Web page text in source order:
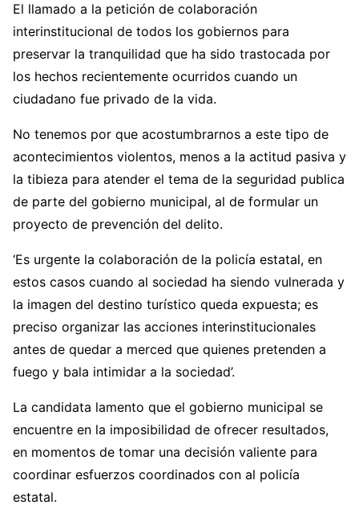
El llamado a la petición de colaboración
interinstitucional de todos los gobiernos para
preservar la tranquilidad que ha sido trastocada por
los hechos recientemente ocurridos cuando un
ciudadano fue privado de la vida.
No tenemos por que acostumbrarnos a este tipo de
acontecimientos violentos, menos a la actitud pasiva y
la tibieza para atender el tema de la seguridad publica
de parte del gobierno municipal, al de formular un
proyecto de prevención del delito.
‘Es urgente la colaboración de la policía estatal, en
estos casos cuando al sociedad ha siendo vulnerada y
la imagen del destino turístico queda expuesta; es
preciso organizar las acciones interinstitucionales
antes de quedar a merced que quienes pretenden a
fuego y bala intimidar a la sociedad’.
La candidata lamento que el gobierno municipal se
encuentre en la imposibilidad de ofrecer resultados,
en momentos de tomar una decisión valiente para
coordinar esfuerzos coordinados con al policía
estatal.